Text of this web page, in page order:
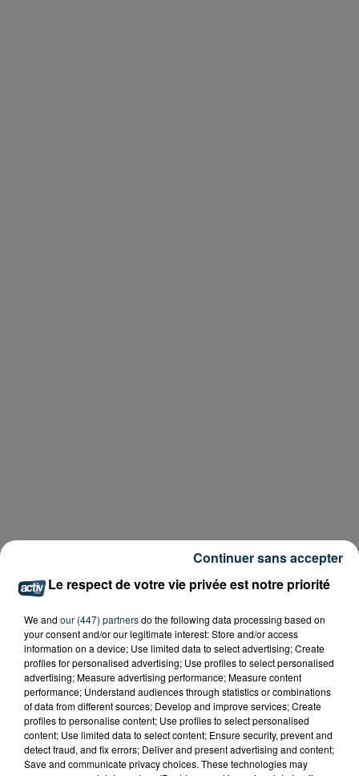
Le respect de votre vie privée est notre priorité
We and our (447) partnersdo the following data processing based on
your consent and/or our legitimate interest: Store and/or access
information on a device; Use limited data to select advertising; Create
profiles for personalised advertising; Use profiles to select personalised
advertising; Measure advertising performance; Measure content
performance; Understand audiences through statistics or combinations
of data from different sources; Develop and improve services; Create
profiles to personalise content; Use profiles to select personalised
content; Use limited data to select content; Ensure security, prevent and
detect fraud, and fix errors; Deliver and present advertising and content;
Save and communicate privacy choices. These technologies may
Continuer sans accepter